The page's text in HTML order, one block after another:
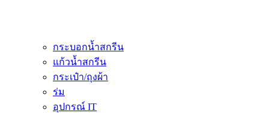
กระบอกน้ำสกรีน
แก้วน้ำสกรีน
กระเป๋า/ถุงผ้า
ร่ม
อุปกรณ์ IT